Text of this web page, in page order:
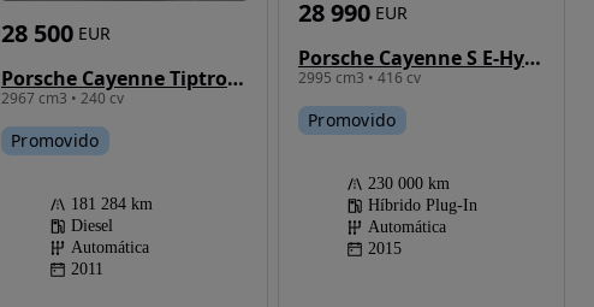
Porsche Cayenne Tiptronic
2967 cm3 • 240 cv
28 500 EUR
Promovido
181 284 km
Diesel
Automática
2011
Porsche Cayenne S E-Hybrid
2995 cm3 • 416 cv
28 990 EUR
Promovido
230 000 km
Híbrido Plug-In
Automática
2015